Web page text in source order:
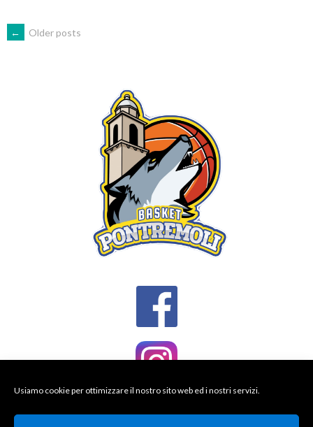
Usiamo cookie per ottimizzare il nostro sito web ed i nostri servizi.
POSTS
← Older posts